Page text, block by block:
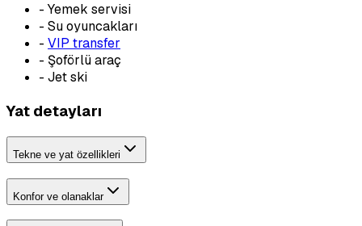
- Yemek servisi
- Su oyuncakları
- VIP transfer
- Şoförlü araç
- Jet ski
Yat detayları
Tekne ve yat özellikleri
Konfor ve olanaklar